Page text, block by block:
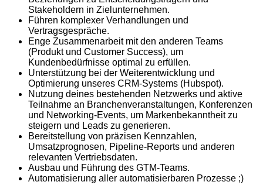
Stakeholdern in Zielunternehmen.
Führen komplexer Verhandlungen und
Vertragsgespräche.
Enge Zusammenarbeit mit den anderen Teams
(Produkt und Customer Success), um
Kundenbedürfnisse optimal zu erfüllen.
Unterstützung bei der Weiterentwicklung und
Optimierung unseres CRM-Systems (Hubspot).
Nutzung deines bestehenden Netzwerks und aktive
Teilnahme an Branchenveranstaltungen, Konferenzen
und Networking-Events, um Markenbekanntheit zu
steigern und Leads zu generieren.
Bereitstellung von präzisen Kennzahlen,
Umsatzprognosen, Pipeline-Reports und anderen
relevanten Vertriebsdaten.
Ausbau und Führung des GTM-Teams.
Automatisierung aller automatisierbaren Prozesse ;)